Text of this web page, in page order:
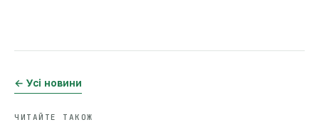
← Усі новини
ЧИТАЙТЕ ТАКОЖ